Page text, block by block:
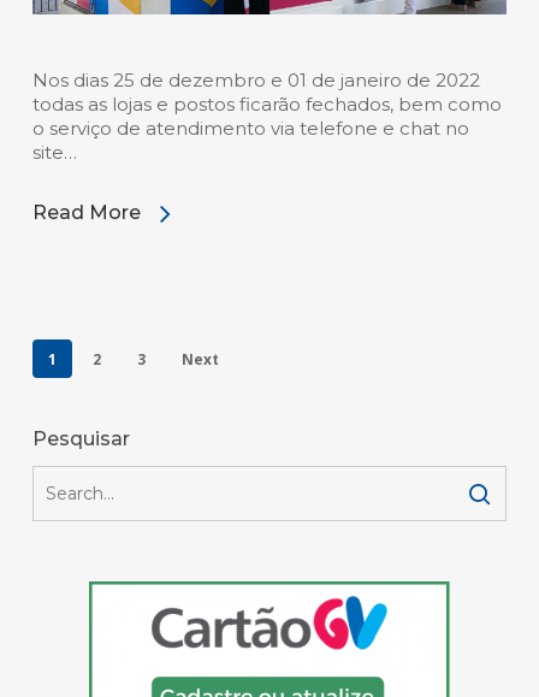
Nos dias 25 de dezembro e 01 de janeiro de 2022
todas as lojas e postos ficarão fechados, bem como
o serviço de atendimento via telefone e chat no
site…
Read More
1 2 3 Next
Pesquisar